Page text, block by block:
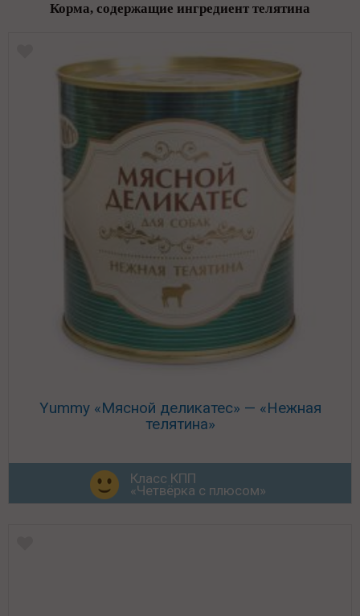
Корма, содержащие ингредиент телятина
Yummy «Мясной деликатес» — «Нежная
телятина»
Класс КПП
«Четвёрка с плюсом»